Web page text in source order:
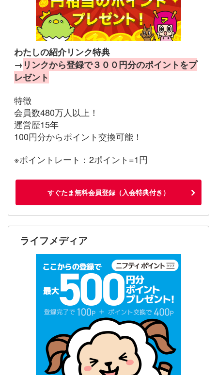
わたしの紹介リンク特典
→ リンクから登録で３００円分のポイントをプ
レゼント
特徴
会員数480万人以上！
運営歴15年
100円分からポイント交換可能！
※ポイントレート：2ポイント=1円
すぐたま無料会員登録（入会特典付き）
ライフメディア